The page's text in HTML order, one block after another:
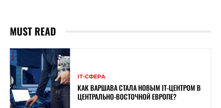
MUST READ
ІТ-СФЕРА
КАК ВАРШАВА СТАЛА НОВЫМ IT-ЦЕНТРОМ В
ЦЕНТРАЛЬНО-ВОСТОЧНОЙ ЕВРОПЕ?